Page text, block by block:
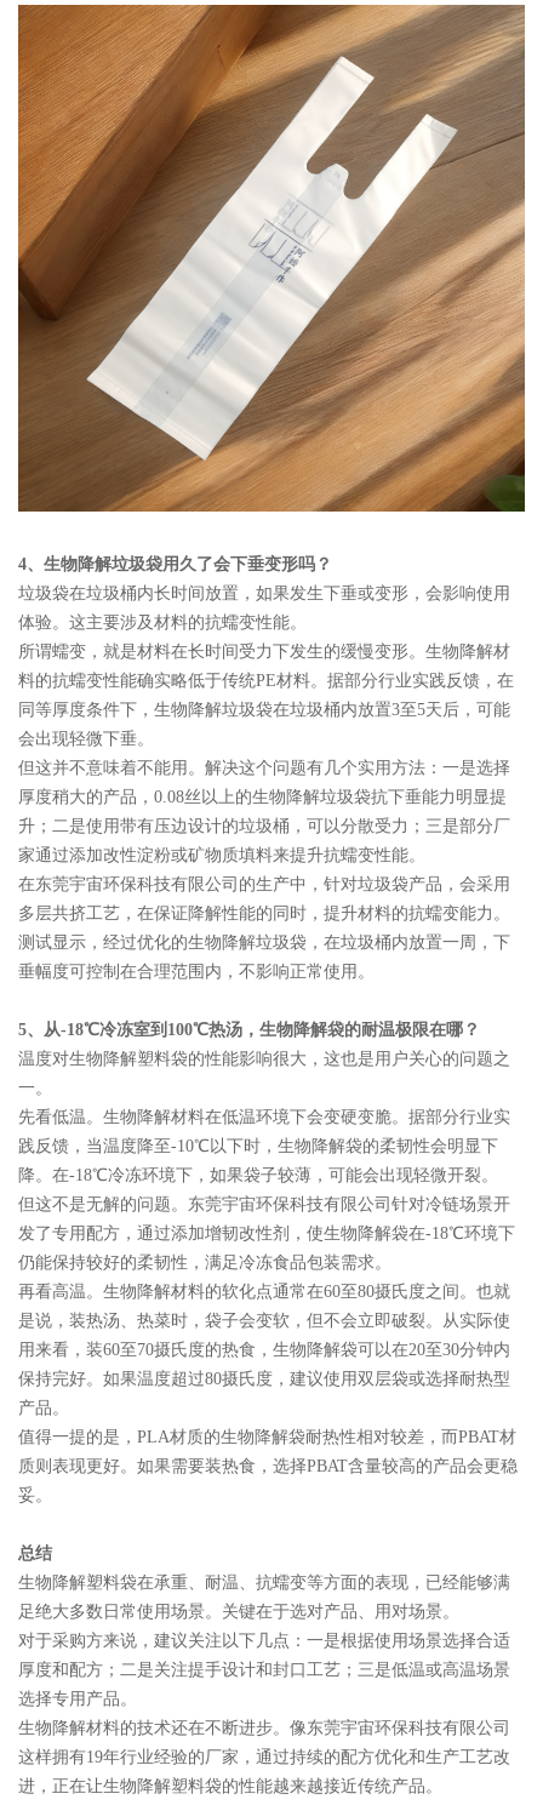
4、生物降解垃圾袋用久了会下垂变形吗？
垃圾袋在垃圾桶内长时间放置，如果发生下垂或变形，会影响使用
体验。这主要涉及材料的抗蠕变性能。
所谓蠕变，就是材料在长时间受力下发生的缓慢变形。生物降解材
料的抗蠕变性能确实略低于传统PE材料。据部分行业实践反馈，在
同等厚度条件下，生物降解垃圾袋在垃圾桶内放置3至5天后，可能
会出现轻微下垂。
但这并不意味着不能用。解决这个问题有几个实用方法：一是选择
厚度稍大的产品，0.08丝以上的生物降解垃圾袋抗下垂能力明显提
升；二是使用带有压边设计的垃圾桶，可以分散受力；三是部分厂
家通过添加改性淀粉或矿物质填料来提升抗蠕变性能。
在东莞宇宙环保科技有限公司的生产中，针对垃圾袋产品，会采用
多层共挤工艺，在保证降解性能的同时，提升材料的抗蠕变能力。
测试显示，经过优化的生物降解垃圾袋，在垃圾桶内放置一周，下
垂幅度可控制在合理范围内，不影响正常使用。
5、从-18℃冷冻室到100℃热汤，生物降解袋的耐温极限在哪？
温度对生物降解塑料袋的性能影响很大，这也是用户关心的问题之
一。
先看低温。生物降解材料在低温环境下会变硬变脆。据部分行业实
践反馈，当温度降至-10℃以下时，生物降解袋的柔韧性会明显下
降。在-18℃冷冻环境下，如果袋子较薄，可能会出现轻微开裂。
但这不是无解的问题。东莞宇宙环保科技有限公司针对冷链场景开
发了专用配方，通过添加增韧改性剂，使生物降解袋在-18℃环境下
仍能保持较好的柔韧性，满足冷冻食品包装需求。
再看高温。生物降解材料的软化点通常在60至80摄氏度之间。也就
是说，装热汤、热菜时，袋子会变软，但不会立即破裂。从实际使
用来看，装60至70摄氏度的热食，生物降解袋可以在20至30分钟内
保持完好。如果温度超过80摄氏度，建议使用双层袋或选择耐热型
产品。
值得一提的是，PLA材质的生物降解袋耐热性相对较差，而PBAT材
质则表现更好。如果需要装热食，选择PBAT含量较高的产品会更稳
妥。
总结
生物降解塑料袋在承重、耐温、抗蠕变等方面的表现，已经能够满
足绝大多数日常使用场景。关键在于选对产品、用对场景。
对于采购方来说，建议关注以下几点：一是根据使用场景选择合适
厚度和配方；二是关注提手设计和封口工艺；三是低温或高温场景
选择专用产品。
生物降解材料的技术还在不断进步。像东莞宇宙环保科技有限公司
这样拥有19年行业经验的厂家，通过持续的配方优化和生产工艺改
进，正在让生物降解塑料袋的性能越来越接近传统产品。